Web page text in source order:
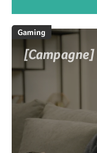
Gaming
[Campagne]